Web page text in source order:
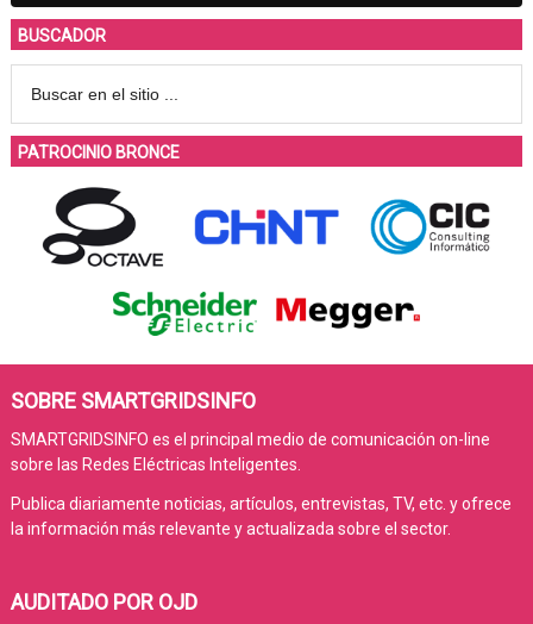
BUSCADOR
PATROCINIO BRONCE
SOBRE SMARTGRIDSINFO
SMARTGRIDSINFO es el principal medio de comunicación on-line
sobre las Redes Eléctricas Inteligentes.
Publica diariamente noticias, artículos, entrevistas, TV, etc. y ofrece
la información más relevante y actualizada sobre el sector.
AUDITADO POR OJD